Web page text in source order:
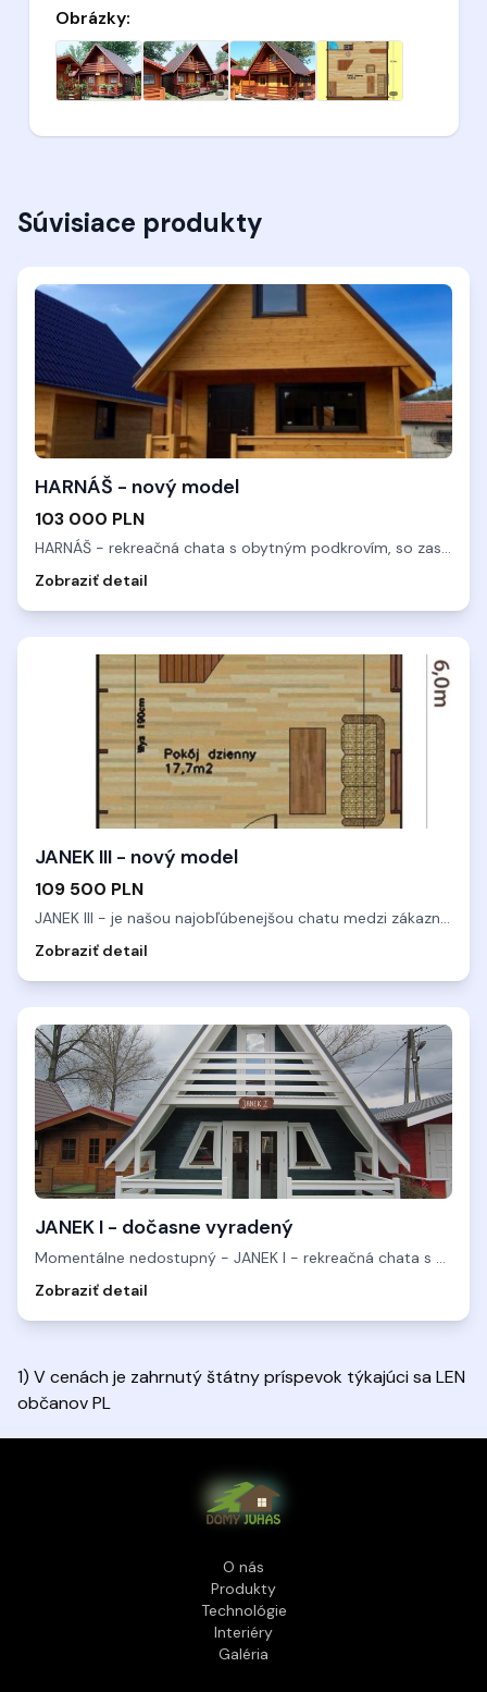
Obrázky:
Súvisiace produkty
HARNÁŠ - nový model
103 000 PLN
Zobraziť detail
JANEK III - nový model
109 500 PLN
Zobraziť detail
JANEK I - dočasne vyradený
Zobraziť detail
1) V cenách je zahrnutý štátny príspevok týkajúci sa LEN
občanov PL
O nás
Produkty
Technológie
Interiéry
Galéria